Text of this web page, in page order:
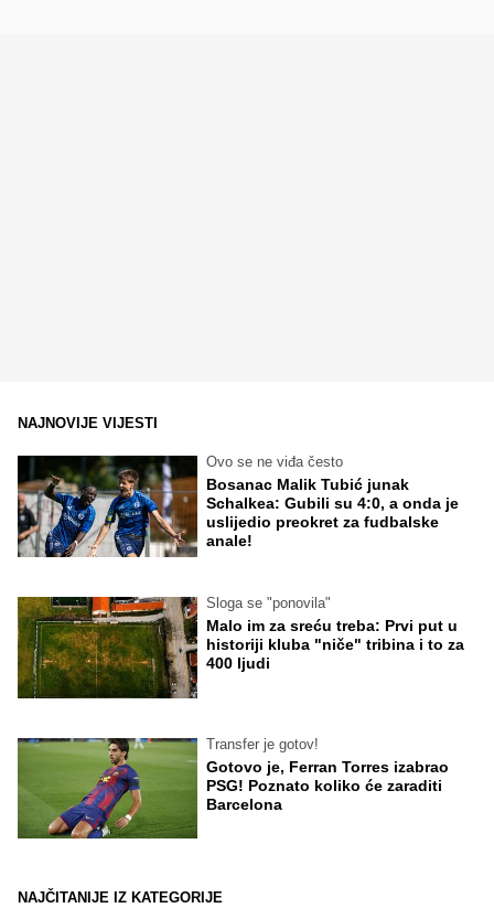
NAJNOVIJE VIJESTI
Ovo se ne viđa često
Bosanac Malik Tubić junak
Schalkea: Gubili su 4:0, a onda je
uslijedio preokret za fudbalske
anale!
Sloga se "ponovila"
Malo im za sreću treba: Prvi put u
historiji kluba "niče" tribina i to za
400 ljudi
Transfer je gotov!
Gotovo je, Ferran Torres izabrao
PSG! Poznato koliko će zaraditi
Barcelona
NAJČITANIJE IZ KATEGORIJE